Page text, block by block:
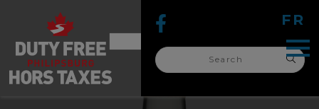
for:
FR
search
for: